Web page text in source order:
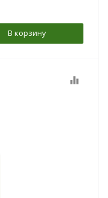
В корзину
equalizer